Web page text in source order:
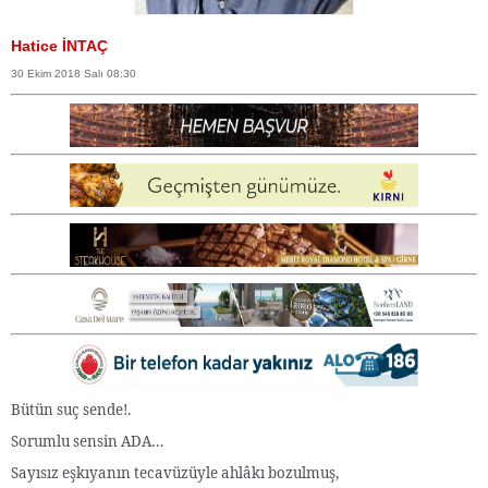
Hatice İNTAÇ
30 Ekim 2018 Salı 08:30
Bütün suç sende!.
Sorumlu sensin ADA…
Sayısız eşkıyanın tecavüzüyle ahlâkı bozulmuş,